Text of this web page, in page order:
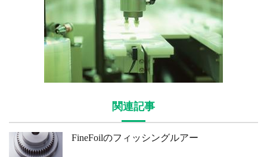
関連記事
FineFoilのフィッシングルアー